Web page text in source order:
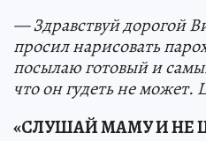
— Здравствуй дорогой
просил нарисовать
посылаю готовый и
что он гудеть не
«СЛУШАЙ МАМУ И НЕ